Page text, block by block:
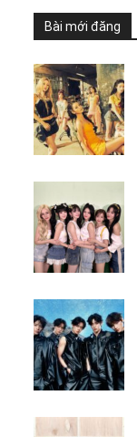
Bài mới đăng